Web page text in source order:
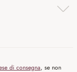
di consegna, se non